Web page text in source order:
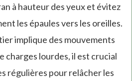
à hauteur des yeux et évitez
les épaules vers les oreilles.
implique des mouvements
charges lourdes, il est crucial
régulières pour relâcher les